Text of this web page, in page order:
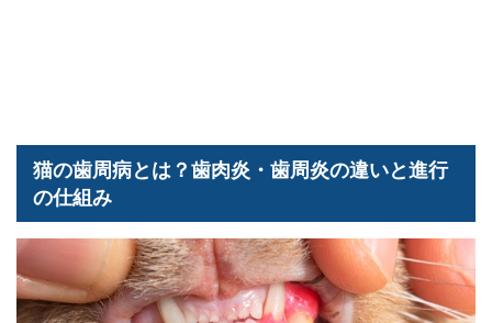
猫の歯周病とは？歯肉炎・歯周炎の違いと進行
の仕組み